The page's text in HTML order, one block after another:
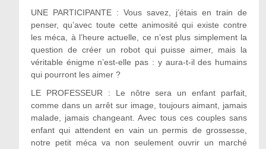
UNE PARTICIPANTE : Vous savez, j’étais en train de
penser, qu’avec toute cette animosité qui existe contre
les méca, à l’heure actuelle, ce n’est plus simplement la
question de créer un robot qui puisse aimer, mais la
véritable énigme n’est-elle pas : y aura-t-il des humains
qui pourront les aimer ?
LE PROFESSEUR : Le nôtre sera un enfant parfait,
comme dans un arrêt sur image, toujours aimant, jamais
malade, jamais changeant. Avec tous ces couples sans
enfant qui attendent en vain un permis de grossesse,
notre petit méca va non seulement ouvrir un marché